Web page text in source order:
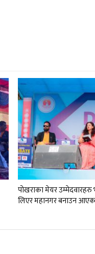
पोखराका मेयर उम्मेदवारहरु
लिएर महानगर बनाउन